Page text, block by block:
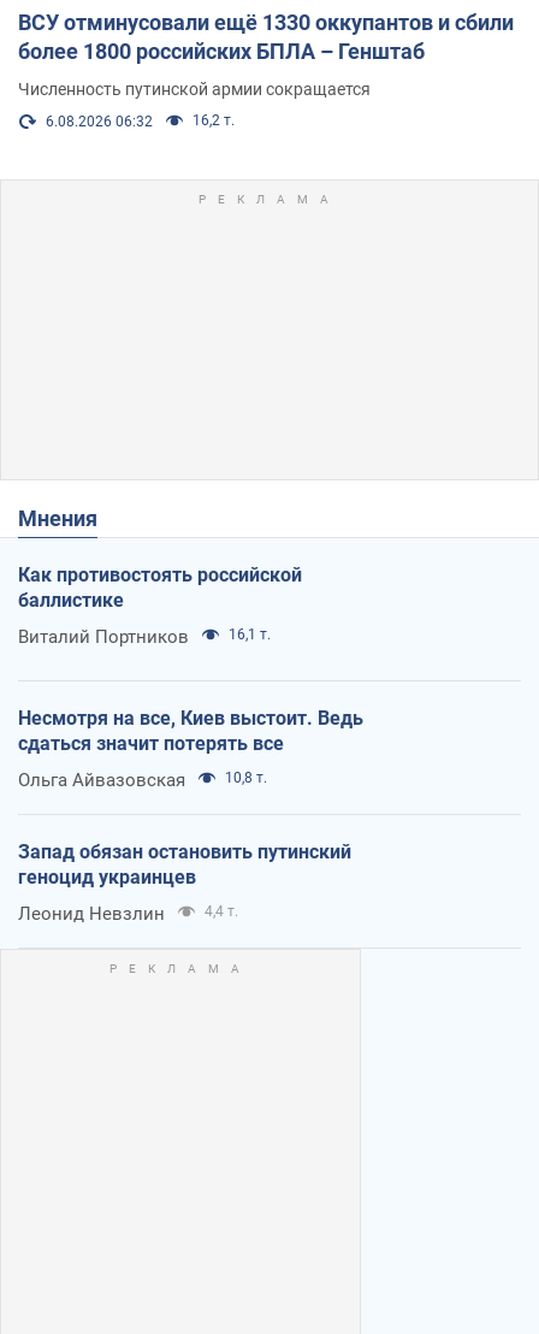
ВСУ отминусовали ещё 1330 оккупантов и сбили
более 1800 российских БПЛА – Генштаб
Численность путинской армии сокращается
6.08.2026 06:32 16,2 т.
Мнения
Как противостоять российской
баллистике
Виталий Портников 16,1 т.
Несмотря на все, Киев выстоит. Ведь
сдаться значит потерять все
Ольга Айвазовская 10,8 т.
Запад обязан остановить путинский
геноцид украинцев
Леонид Невзлин 4,4 т.